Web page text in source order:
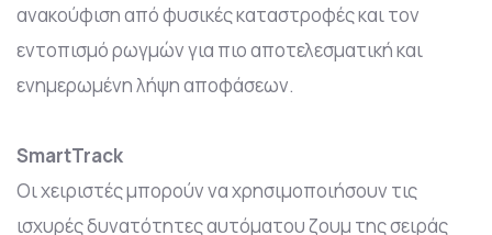
ανακούφιση από φυσικές καταστροφές και τον
εντοπισμό ρωγμών για πιο αποτελεσματική και
ενημερωμένη λήψη αποφάσεων.
SmartTrack
Οι χειριστές μπορούν να χρησιμοποιήσουν τις
ισχυρές δυνατότητες αυτόματου ζουμ της σειράς